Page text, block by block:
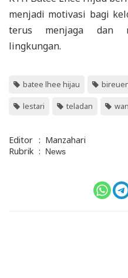
menjadi motivasi bagi
terus menjaga dan
lingkungan.
batee lhee hijau
lestari teladan
Editor : Manzahari
Rubrik : News